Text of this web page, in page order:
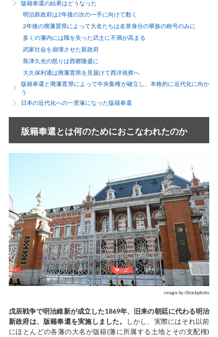
版籍奉還の結果はどうなった
明治新政府は2年後の次の一手に向けて動く
2年後の廃藩置県によって大名たちは名誉身分の華族の称号のみに
多くの藩内には職を失った武士に不満が高まる
武家社会を崩壊させた新政府
島津久光の怒りは西郷隆盛に
大久保利通は廃藩置県を見届けて西洋視察へ
版籍奉還と廃藩置県によって中央集権が確立し、本格的に近代化に向か
う
日本の近代化への一里塚になった版籍奉還
版籍奉還とは何のためにおこなわれたのか
image by iStockphoto
戊辰戦争で明治維新が成立した1869年、旧来の朝廷に代わる明治
新政府は、版籍奉還を実施しました。
しかし、実際にはそれ以前
にほとんどの各藩の大名が版籍(藩に所属する土地とその支配権)